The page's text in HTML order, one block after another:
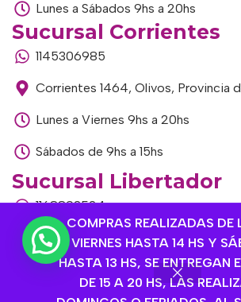
COMPRAS REALIZADAS DE
VIERNES HASTA 14 HS Y
HASTA 13 HS, SE ENTREGAN
DE 15 A 20 HS, LAS
Lunes a Sábados 9hs a 20hs
Sucursal Corrientes
1145306985
Corrientes 1464, Olivos, Provincia
Lunes a Viernes 9hs a 20hs
Sábados de 9hs a 15hs
Sucursal Libertador
1168893524
Av. del Libertador 1915, Vte. López,
Buenos Aires
Lunes a Viernes de 9hs a 13hs /